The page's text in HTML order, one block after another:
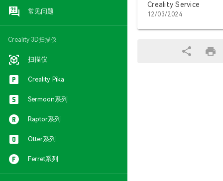
常见问题
Creality 3D扫描仪
扫描仪
Creality Pika
Sermoon系列
Raptor系列
Otter系列
Ferret系列
Creality Service
12/03/2024